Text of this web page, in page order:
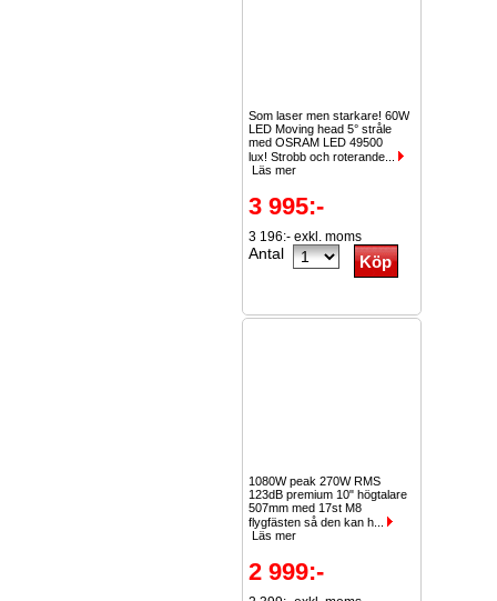
Som laser men starkare! 60W
LED Moving head 5° stråle
med OSRAM LED 49500
lux! Strobb och roterande...
Läs mer
3 995:-
3 196:- exkl. moms
Antal
1080W peak 270W RMS
123dB premium 10" högtalare
507mm med 17st M8
flygfästen så den kan h...
Läs mer
2 999:-